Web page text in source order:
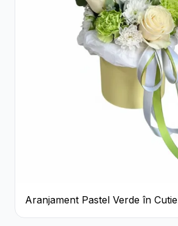
Aranjament Pastel Verde în Cutie
Galben Pal